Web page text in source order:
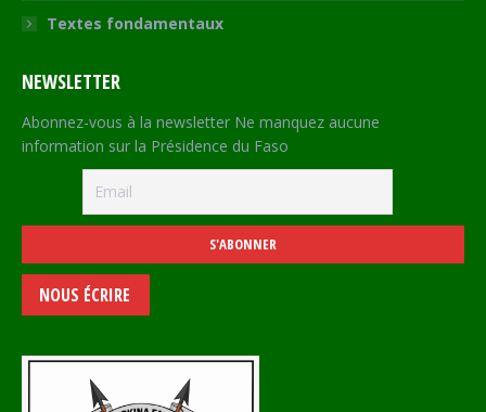
Textes fondamentaux
NEWSLETTER
Abonnez-vous à la newsletter Ne manquez aucune
information sur la Présidence du Faso
NOUS ÉCRIRE